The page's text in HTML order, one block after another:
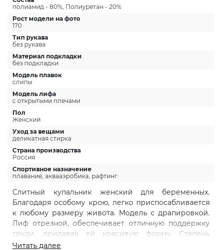
полиамид - 80%, Полиуретан - 20%
Рост модели на фото
170
Тип рукава
без рукава
Материал подкладки
без подкладки
Модель плавок
слипы
Модель лифа
с открытыми плечами
Пол
Женский
Уход за вещами
деликатная стирка
Страна производства
Россия
Спортивное назначение
плавание, аквааэробика, рафтинг
Слитный купальник женский для беременных.
Благодаря особому крою, легко приспосабливается
к любому размеру живота. Модель с драпировкой.
Лиф отрезной, обеспечивает отличную поддержку
груди, придавая ей красивую форму. Степень
поддержки легко регулировать за счет бретелей,
Читать далее